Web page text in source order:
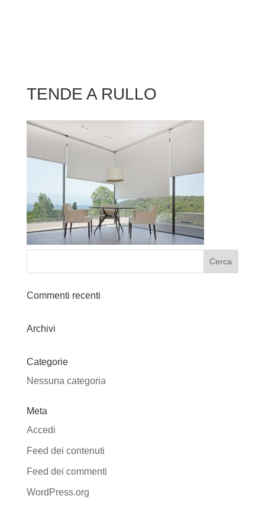
TENDE A RULLO
Commenti recenti
Archivi
Categorie
Nessuna categoria
Meta
Accedi
Feed dei contenuti
Feed dei commenti
WordPress.org